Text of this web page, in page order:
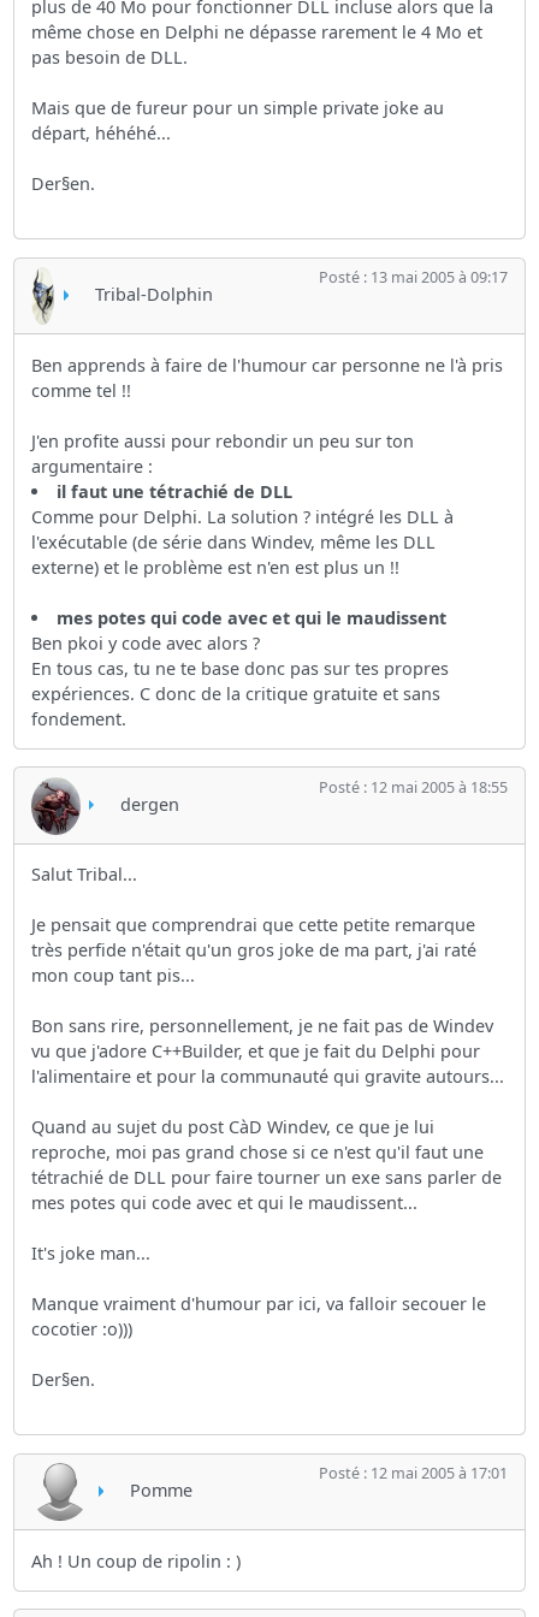
plus de 40 Mo pour fonctionner DLL incluse alors que la
même chose en Delphi ne dépasse rarement le 4 Mo et
pas besoin de DLL.
Mais que de fureur pour un simple private joke au
départ, héhéhé...
Der§en.
Tribal-Dolphin
Posté : 13 mai 2005 à 09:17
Ben apprends à faire de l'humour car personne ne l'à pris
comme tel !!
J'en profite aussi pour rebondir un peu sur ton
argumentaire :
il faut une tétrachié de DLL
Comme pour Delphi. La solution ? intégré les DLL à
l'exécutable (de série dans Windev, même les DLL
externe) et le problème est n'en est plus un !!
mes potes qui code avec et qui le maudissent
Ben pkoi y code avec alors ?
En tous cas, tu ne te base donc pas sur tes propres
expériences. C donc de la critique gratuite et sans
fondement.
dergen
Posté : 12 mai 2005 à 18:55
Salut Tribal...
Je pensait que comprendrai que cette petite remarque
très perfide n'était qu'un gros joke de ma part, j'ai raté
mon coup tant pis...
Bon sans rire, personnellement, je ne fait pas de Windev
vu que j'adore C++Builder, et que je fait du Delphi pour
l'alimentaire et pour la communauté qui gravite autours...
Quand au sujet du post CàD Windev, ce que je lui
reproche, moi pas grand chose si ce n'est qu'il faut une
tétrachié de DLL pour faire tourner un exe sans parler de
mes potes qui code avec et qui le maudissent...
It's joke man...
Manque vraiment d'humour par ici, va falloir secouer le
cocotier :o)))
Der§en.
Pomme
Posté : 12 mai 2005 à 17:01
Ah ! Un coup de ripolin : )